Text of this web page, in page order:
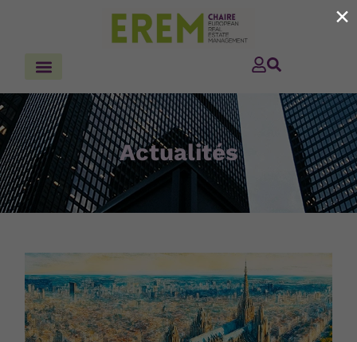
Actualités
×